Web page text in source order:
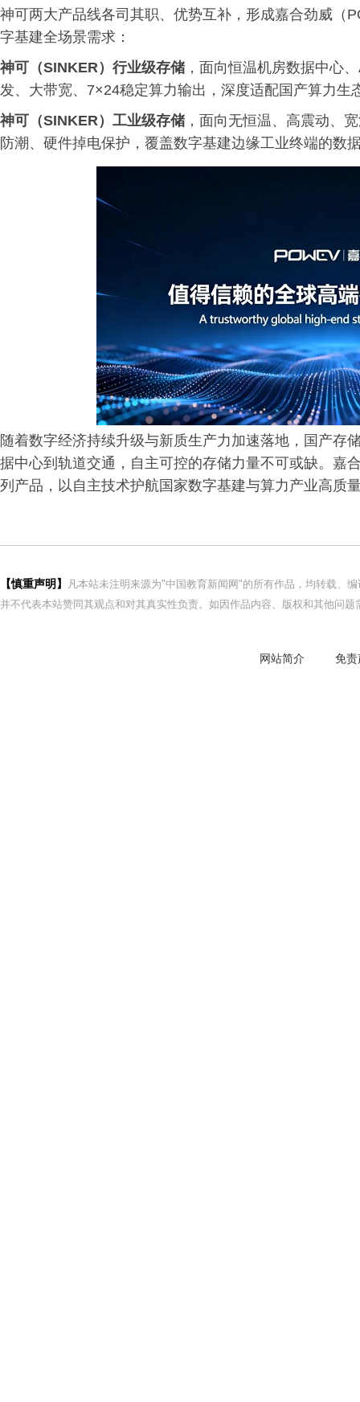
神可两大产品线各司其职、优势互补，形成嘉合劲威（
字基建全场景需求：
神可（SINKER）行业级存储 ，面向恒温机房数据中心
发、大带宽、7×24稳定算力输出，深度适配国产算力
神可（SINKER）工业级存储 ，面向无恒温、高震动、
防潮、硬件掉电保护，覆盖数字基建边缘工业终端的数
随着数字经济持续升级与新质生产力加速落地，国产存
据中心到轨道交通，自主可控的存储力量不可或缺。嘉
列产品，以自主技术护航国家数字基建与算力产业高质
【慎重声明】
凡本站未注明来源为"中国教育新闻网"的所有作品，均转载、
并不代表本站赞同其观点和对其真实性负责。如因作品内容、版权和其他问
网站简介 免责